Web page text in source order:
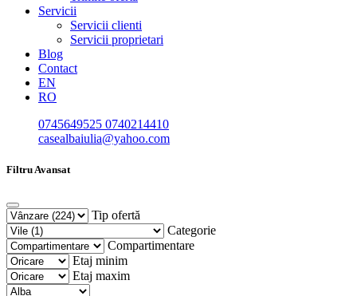
Servicii
Servicii clienti
Servicii proprietari
Blog
Contact
EN
RO
0745649525 0740214410
casealbaiulia@yahoo.com
Filtru Avansat
Tip ofertă
Categorie
Compartimentare
Etaj minim
Etaj maxim